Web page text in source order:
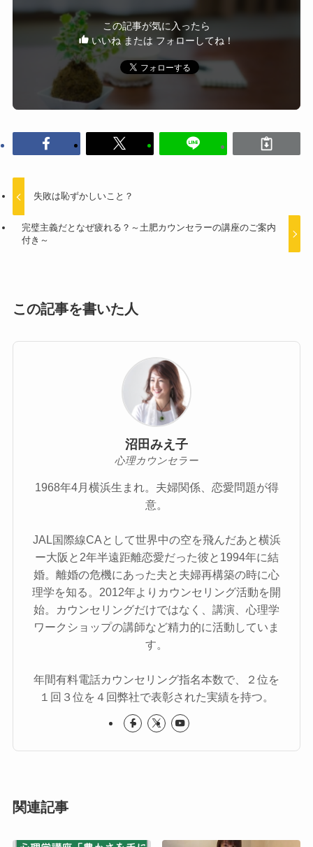
この記事が気に入ったら
いいね または フォローしてね！
失敗は恥ずかしいこと？
完璧主義だとなぜ疲れる？～土肥カウンセラーの講座のご案内
付き～
この記事を書いた人
沼田みえ子
心理カウンセラー
1968年4月横浜生まれ。夫婦関係、恋愛問題が得
意。
JAL国際線CAとして世界中の空を飛んだあと横浜
ー大阪と2年半遠距離恋愛だった彼と1994年に結
婚。離婚の危機にあった夫と夫婦再構築の時に心
理学を知る。2012年よりカウンセリング活動を開
始。カウンセリングだけではなく、講演、心理学
ワークショップの講師など精力的に活動していま
す。
年間有料電話カウンセリング指名本数で、２位を
１回３位を４回弊社で表彰された実績を持つ。
関連記事